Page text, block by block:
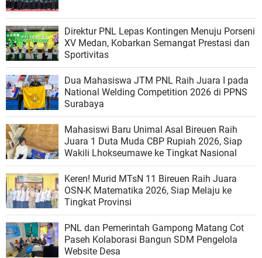
Direktur PNL Lepas Kontingen Menuju Porseni
XV Medan, Kobarkan Semangat Prestasi dan
Sportivitas
Dua Mahasiswa JTM PNL Raih Juara I pada
National Welding Competition 2026 di PPNS
Surabaya
Mahasiswi Baru Unimal Asal Bireuen Raih
Juara 1 Duta Muda CBP Rupiah 2026, Siap
Wakili Lhokseumawe ke Tingkat Nasional
Keren! Murid MTsN 11 Bireuen Raih Juara
OSN-K Matematika 2026, Siap Melaju ke
Tingkat Provinsi
PNL dan Pemerintah Gampong Matang Cot
Paseh Kolaborasi Bangun SDM Pengelola
Website Desa